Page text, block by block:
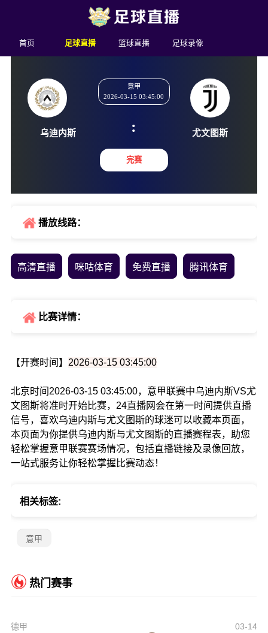
首页 足球直播 篮球直播 足球录像
意甲
2026-03-15 03:45:00
:
完赛
播放线路：
高清直播 咪咕体育 免费直播 腾讯体育
比赛详情：
【开赛时间】 2026-03-15 03:45:00
北京时间2026-03-15 03:45:00，意甲联赛中乌迪内斯VS尤
文图斯将准时开始比赛，24直播网会在第一时间提供直播
信号，喜欢乌迪内斯与尤文图斯的球迷可以收藏本页面，
本页面为你提供乌迪内斯与尤文图斯的直播赛程表，助您
轻松掌握意甲联赛赛场情况，包括直播链接及录像回放，
一站式服务让你轻松掌握比赛动态！
相关标签:
意甲
热门赛事
德甲
03-14